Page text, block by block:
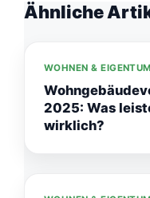
Ähnliche
WOHNEN & EIGENTUM
2025: Was
wirklich?